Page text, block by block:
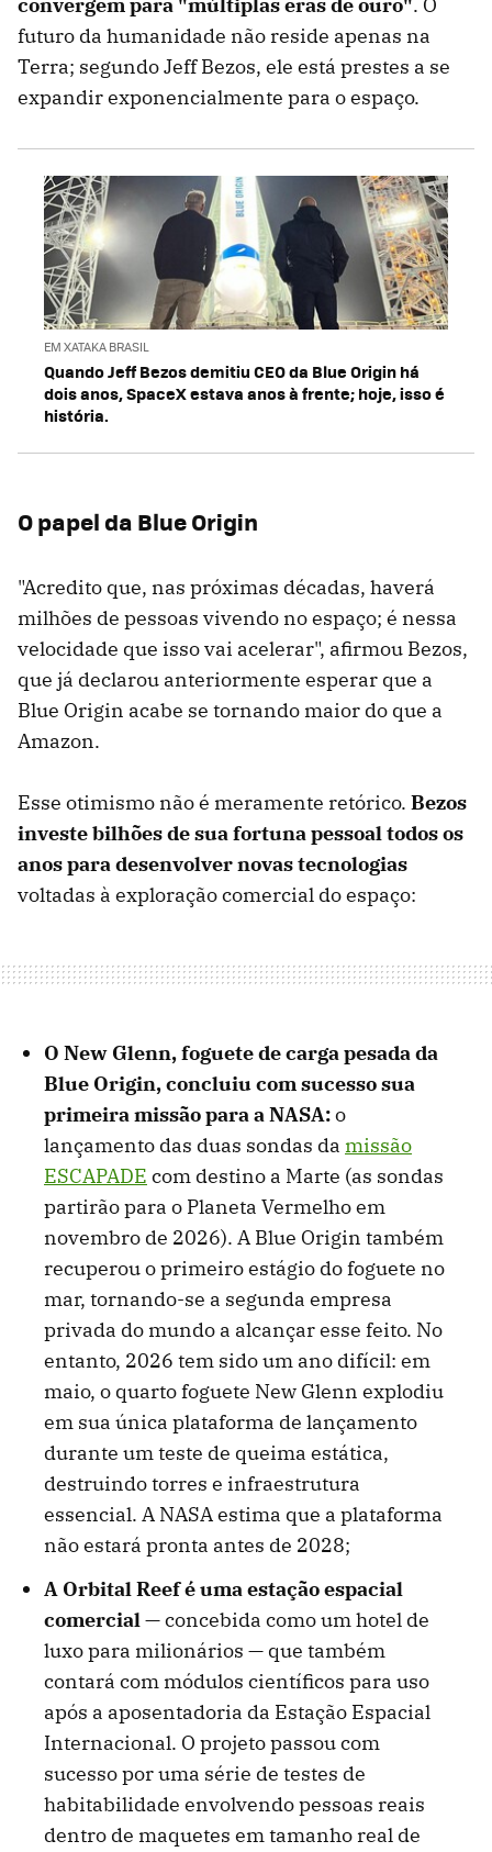
futuro da humanidade não reside apenas na
Terra; segundo Jeff Bezos, ele está prestes a se
expandir exponencialmente para o espaço.
EM XATAKA BRASIL
Quando Jeff Bezos demitiu CEO da Blue Origin há
dois anos, SpaceX estava anos à frente; hoje, isso é
história.
O papel da Blue Origin
"Acredito que, nas próximas décadas, haverá
milhões de pessoas vivendo no espaço; é nessa
velocidade que isso vai acelerar", afirmou Bezos,
que já declarou anteriormente esperar que a
Blue Origin acabe se tornando maior do que a
Amazon.
Esse otimismo não é meramente retórico. Bezos
investe bilhões de sua fortuna pessoal todos os
anos para desenvolver novas tecnologias
voltadas à exploração comercial do espaço:
O New Glenn, foguete de carga pesada da
Blue Origin, concluiu com sucesso sua
primeira missão para a NASA:o
lançamento das duas sondas da missão
ESCAPADE com destino a Marte (as sondas
partirão para o Planeta Vermelho em
novembro de 2026). A Blue Origin também
recuperou o primeiro estágio do foguete no
mar, tornando-se a segunda empresa
privada do mundo a alcançar esse feito. No
entanto, 2026 tem sido um ano difícil: em
maio, o quarto foguete New Glenn explodiu
em sua única plataforma de lançamento
durante um teste de queima estática,
destruindo torres e infraestrutura
essencial. A NASA estima que a plataforma
não estará pronta antes de 2028;
A Orbital Reef é uma estação espacial
comercial— concebida como um hotel de
luxo para milionários — que também
contará com módulos científicos para uso
após a aposentadoria da Estação Espacial
Internacional. O projeto passou com
sucesso por uma série de testes de
habitabilidade envolvendo pessoas reais
dentro de maquetes em tamanho real de